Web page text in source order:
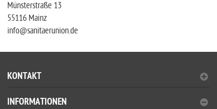
Münsterstraße 13
55116 Mainz
info@sanitaerunion.de
KONTAKT
INFORMATIONEN